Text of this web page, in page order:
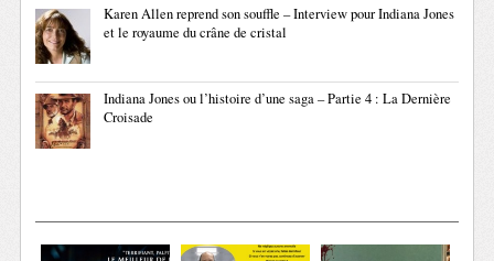
Karen Allen reprend son souffle – Interview pour Indiana Jones
et le royaume du crâne de cristal
Indiana Jones ou l’histoire d’une saga – Partie 4 : La Dernière
Croisade